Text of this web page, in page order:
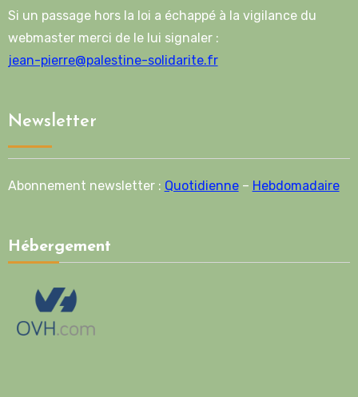
Si un passage hors la loi a échappé à la vigilance du
webmaster merci de le lui signaler :
jean-pierre@palestine-solidarite.fr
Newsletter
Abonnement newsletter : Quotidienne– Hebdomadaire
Hébergement